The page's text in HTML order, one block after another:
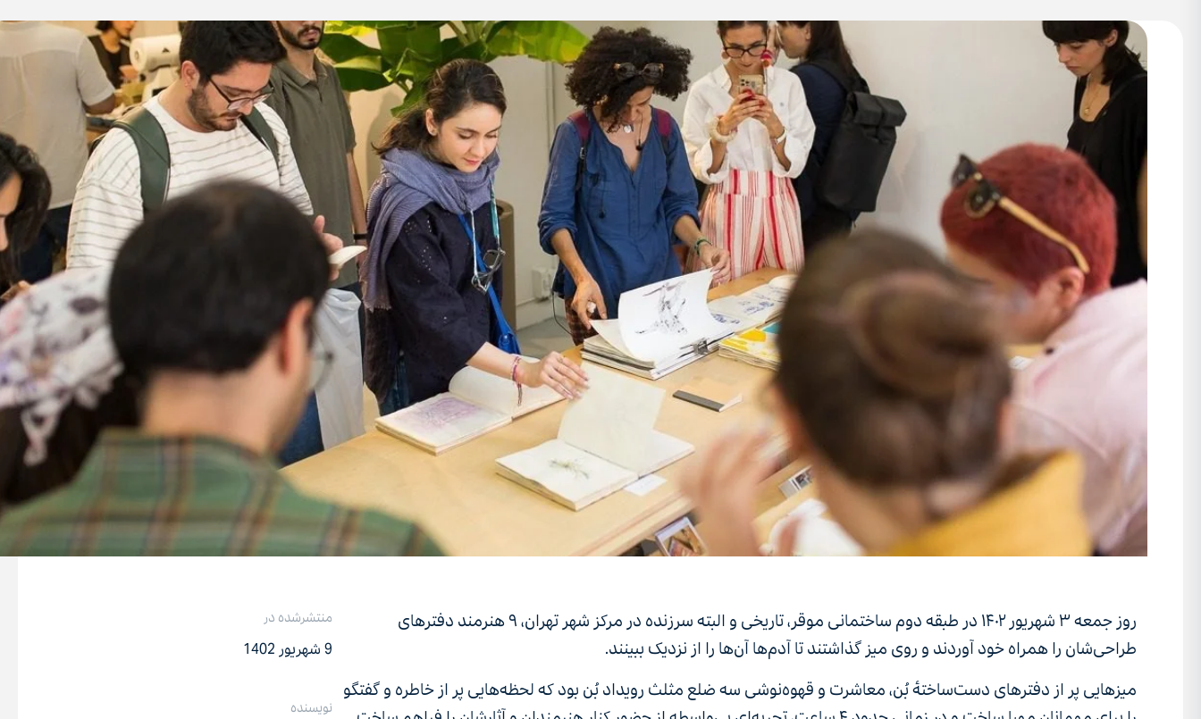
روز جمعه ۳ شهریور ۱۴۰۲ در طبقه دوم ساختمانی موقر، تاریخی و البته سرزنده در مرکز شهر تهران، ۹ هنرمند دفترهای
طراحی‌شان را همراه خود آوردند و روی میز گذاشتند تا آدم‌ها آن‌ها را از نزدیک ببینند.
میزهایی پر از دفترهای دست‌ساختۀ بُن، معاشرت و قهوه‌نوشی سه ضلع مثلث رویداد بُن بود که لحظه‌هایی پر از خاطره و گفتگو
منتشرشده در
9 شهریور 1402
نویسنده